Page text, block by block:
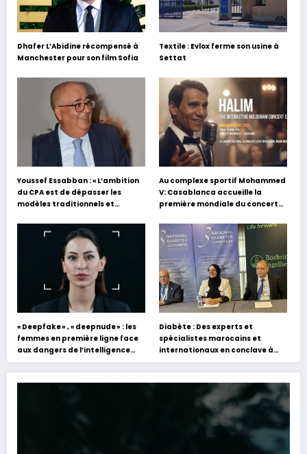
Dhafer L’Abidine récompensé à
Manchester pour son film Sofia
Textile : Evlox ferme son usine à
Settat
Youssef Essabban : « L’ambition
du CPA est de dépasser les
modèles traditionnels et
s’appuyant sur le partage des
expériences »
Au complexe sportif Mohammed
V: Casablanca accueille la
première mondiale du concert
Hafez
« Deepfake » , « deepnude » : les
femmes en première ligne face
aux dangers de l’intelligence
artificielle
Diabète : Des experts et
spécialistes marocains et
internationaux en conclave à
Tanger